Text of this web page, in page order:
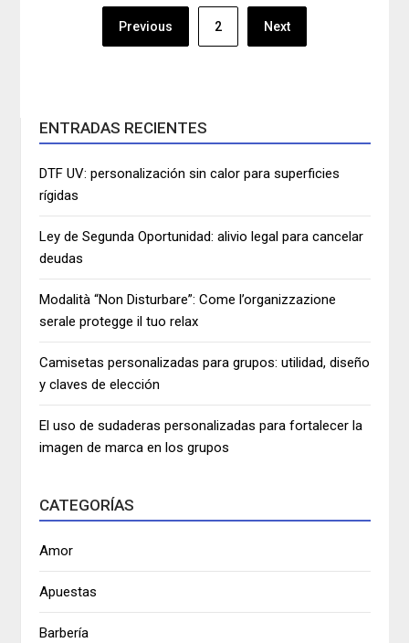
NavegaciónPrevious 2 Next
ENTRADAS RECIENTES
DTF UV: personalización sin calor para superficies
rígidas
Ley de Segunda Oportunidad: alivio legal para cancelar
deudas
Modalità “Non Disturbare”: Come l’organizzazione
serale protegge il tuo relax
Camisetas personalizadas para grupos: utilidad, diseño
y claves de elección
El uso de sudaderas personalizadas para fortalecer la
imagen de marca en los grupos
CATEGORÍAS
Amor
Apuestas
Barbería